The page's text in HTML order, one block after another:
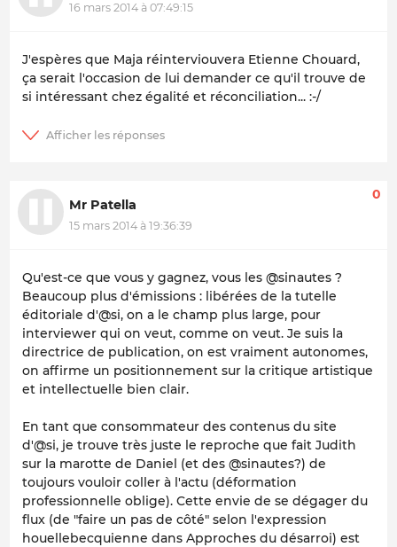
16 mars 2014 à 07:49:15
J'espères que Maja réinterviouvera Etienne Chouard,
ça serait l'occasion de lui demander ce qu'il trouve de
si intéressant chez égalité et réconciliation... :-/
Mr Patella
15 mars 2014 à 19:36:39
0
Qu'est-ce que vous y gagnez, vous les @sinautes ?
Beaucoup plus d'émissions : libérées de la tutelle
éditoriale d'@si, on a le champ plus large, pour
interviewer qui on veut, comme on veut. Je suis la
directrice de publication, on est vraiment autonomes,
on affirme un positionnement sur la critique artistique
et intellectuelle bien clair.
En tant que consommateur des contenus du site
d'@si, je trouve très juste le reproche que fait Judith
sur la marotte de Daniel (et des @sinautes?) de
toujours vouloir coller à l'actu (déformation
professionnelle oblige). Cette envie de se dégager du
flux (de "faire un pas de côté" selon l'expression
houellebecquienne dans Approches du désarroi) est